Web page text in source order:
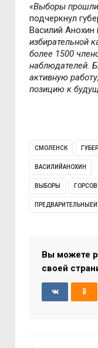
«Выборы прошли
подчеркнул
Василий
избирательной
более 1500
наблюдателей.
активную
позицию к
СМОЛЕНСК
ВАСИЛИЙАНОХИН
ВЫБОРЫ
Вы можете
своей